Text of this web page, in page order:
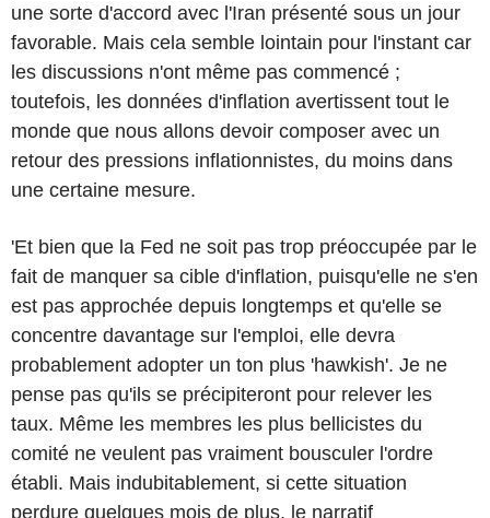
une sorte d'accord avec l'Iran présenté sous un jour
favorable. Mais cela semble lointain pour l'instant car
les discussions n'ont même pas commencé ;
toutefois, les données d'inflation avertissent tout le
monde que nous allons devoir composer avec un
retour des pressions inflationnistes, du moins dans
une certaine mesure.
'Et bien que la Fed ne soit pas trop préoccupée par le
fait de manquer sa cible d'inflation, puisqu'elle ne s'en
est pas approchée depuis longtemps et qu'elle se
concentre davantage sur l'emploi, elle devra
probablement adopter un ton plus 'hawkish'. Je ne
pense pas qu'ils se précipiteront pour relever les
taux. Même les membres les plus bellicistes du
comité ne veulent pas vraiment bousculer l'ordre
établi. Mais indubitablement, si cette situation
perdure quelques mois de plus, le narratif